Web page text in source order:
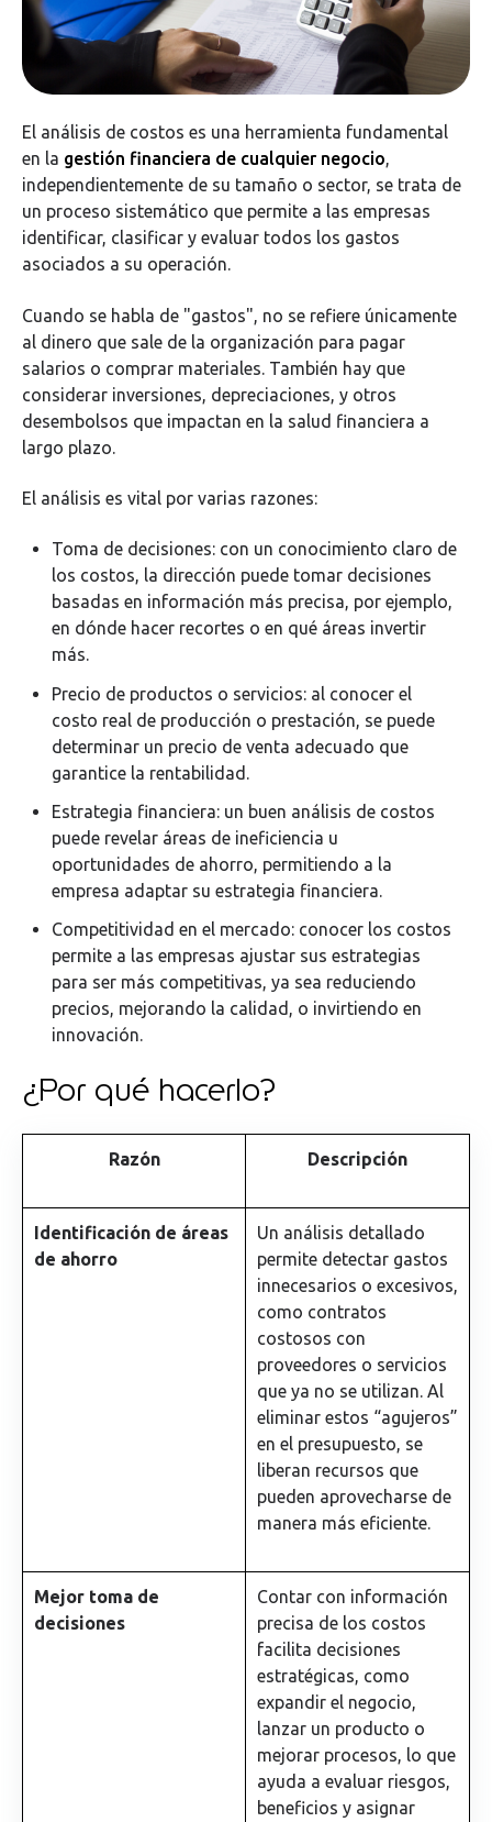
El análisis de costos es una herramienta fundamental
en la gestión financiera de cualquier negocio,
independientemente de su tamaño o sector, se trata de
un proceso sistemático que permite a las empresas
identificar, clasificar y evaluar todos los gastos
asociados a su operación.
Cuando se habla de "gastos", no se refiere únicamente
al dinero que sale de la organización para pagar
salarios o comprar materiales. También hay que
considerar inversiones, depreciaciones, y otros
desembolsos que impactan en la salud financiera a
largo plazo.
El análisis es vital por varias razones:
Toma de decisiones: con un conocimiento claro de
los costos, la dirección puede tomar decisiones
basadas en información más precisa, por ejemplo,
en dónde hacer recortes o en qué áreas invertir
más.
Precio de productos o servicios: al conocer el
costo real de producción o prestación, se puede
determinar un precio de venta adecuado que
garantice la rentabilidad.
Estrategia financiera: un buen análisis de costos
puede revelar áreas de ineficiencia u
oportunidades de ahorro, permitiendo a la
empresa adaptar su estrategia financiera.
Competitividad en el mercado: conocer los costos
permite a las empresas ajustar sus estrategias
para ser más competitivas, ya sea reduciendo
precios, mejorando la calidad, o invirtiendo en
innovación.
¿Por qué hacerlo?
Razón Descripción
Identificación de áreas
de ahorro
Un análisis detallado
permite detectar gastos
innecesarios o excesivos,
como contratos
costosos con
proveedores o servicios
que ya no se utilizan. Al
eliminar estos “agujeros”
en el presupuesto, se
liberan recursos que
pueden aprovecharse de
manera más eficiente.
Mejor toma de
decisiones
Contar con información
precisa de los costos
facilita decisiones
estratégicas, como
expandir el negocio,
lanzar un producto o
mejorar procesos, lo que
ayuda a evaluar riesgos,
beneficios y asignar